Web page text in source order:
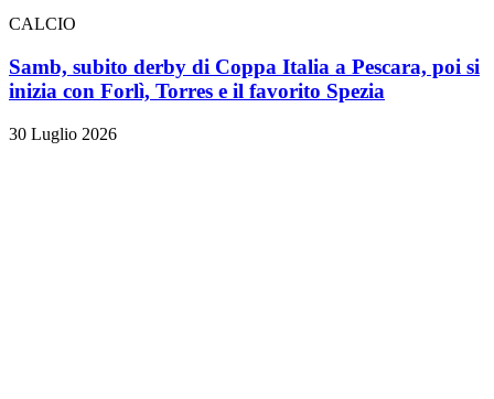
CALCIO
Samb, subito derby di Coppa Italia a Pescara, poi si
inizia con Forlì, Torres e il favorito Spezia
30 Luglio 2026